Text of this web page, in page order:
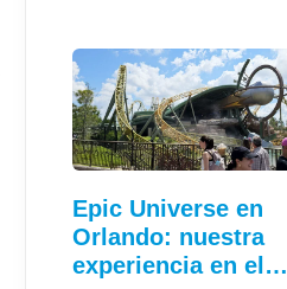
Epic Universe en
Orlando: nuestra
experiencia en el…